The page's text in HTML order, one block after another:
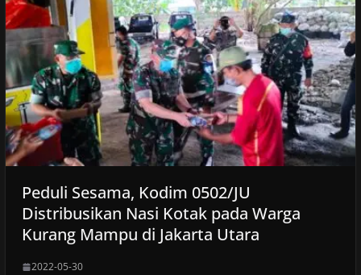
Peduli Sesama, Kodim 0502/JU
Distribusikan Nasi Kotak pada Warga
Kurang Mampu di Jakarta Utara
2022-05-30